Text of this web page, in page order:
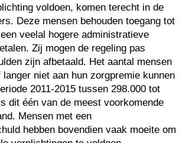
voldoen, komen terecht in de
Deze mensen behouden toegang tot
veelal hogere administratieve
Zij mogen de regeling pas
zijn afbetaald. Het aantal mensen
niet aan hun zorgpremie kunnen
2011-2015 tussen 298.000 tot
dit één van de meest voorkomende
Mensen met een
hebben bovendien vaak moeite om